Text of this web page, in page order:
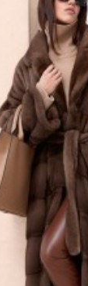
модель
шик,
позволяет
шубка
в
быть